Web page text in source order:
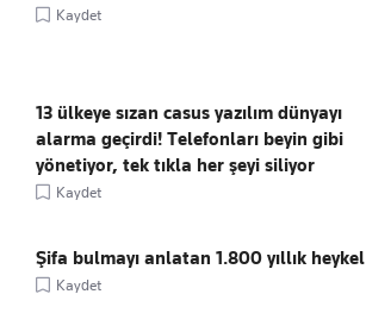
Kaydet
13 ülkeye sızan casus yazılım dünyayı
alarma geçirdi! Telefonları beyin gibi
yönetiyor, tek tıkla her şeyi siliyor
Kaydet
Şifa bulmayı anlatan 1.800 yıllık heykel
Kaydet